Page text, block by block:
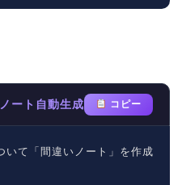
ート自動生成 コピー
いて「間違いノート」を作成